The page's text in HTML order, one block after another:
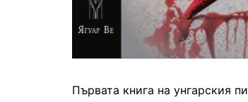
Първата книга на унгарския